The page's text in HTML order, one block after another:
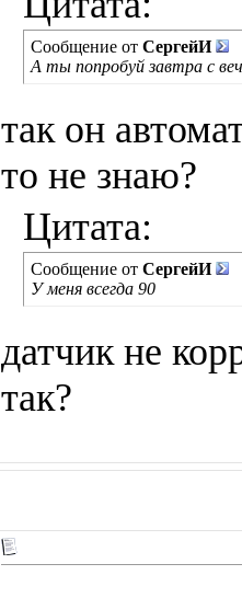
Сообщение от СергейИ
А ты попробуй завтра с
так он
то не знаю?
Цитата:
Сообщение от СергейИ
У меня всегда 90
датчик не
так?